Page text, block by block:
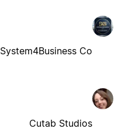
System4Business Co
Cutab Studios